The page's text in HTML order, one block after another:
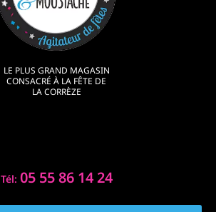
LE PLUS GRAND MAGASIN
CONSACRÉ À LA FÊTE DE
LA CORRÈZE
Tél: 05 55 86 14 24